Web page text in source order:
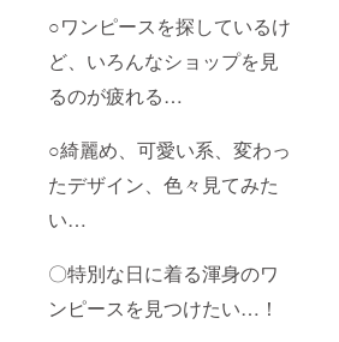
○ワンピースを探しているけ
ど、いろんなショップを見
るのが疲れる…
○綺麗め、可愛い系、変わっ
たデザイン、色々見てみた
い…
〇特別な日に着る渾身のワ
ンピースを見つけたい…！